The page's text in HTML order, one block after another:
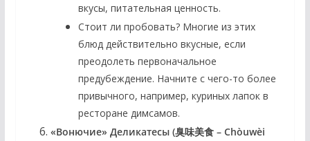
вкусы, питательная ценность.
Стоит ли пробовать?Многие из этих
блюд действительно вкусные, если
преодолеть первоначальное
предубеждение. Начните с чего-то более
привычного, например, куриных лапок в
ресторане димсамов.
«Вонючие» Деликатесы (臭味美食 – Chòuwèi